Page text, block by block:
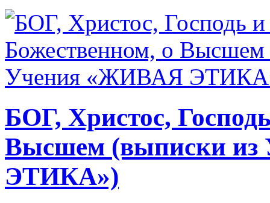
БОГ, Христос,
Высшем (выписки
ЭТИКА»)